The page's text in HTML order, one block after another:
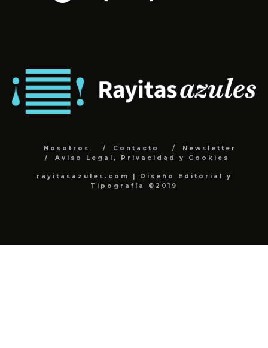
Nosotros Contacto
Newsletter
Aviso Legal, Privacidad y Cookies
rayitasazules.com | Diseño Editorial y
Tipografía ©2019